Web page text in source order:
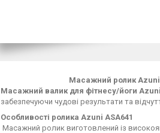
Масажний ролик Azuni
Масажний валик для фітнесу/йоги Azuni
забезпечуючи чудові результати та
Особливості ролика Azuni ASA641
Масажний ролик виготовлений із